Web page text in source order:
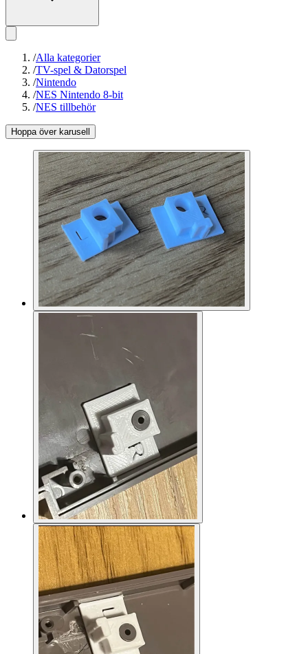
/Alla kategorier
/TV-spel & Datorspel
/Nintendo
/NES Nintendo 8-bit
/NES tillbehör
Hoppa över karusell